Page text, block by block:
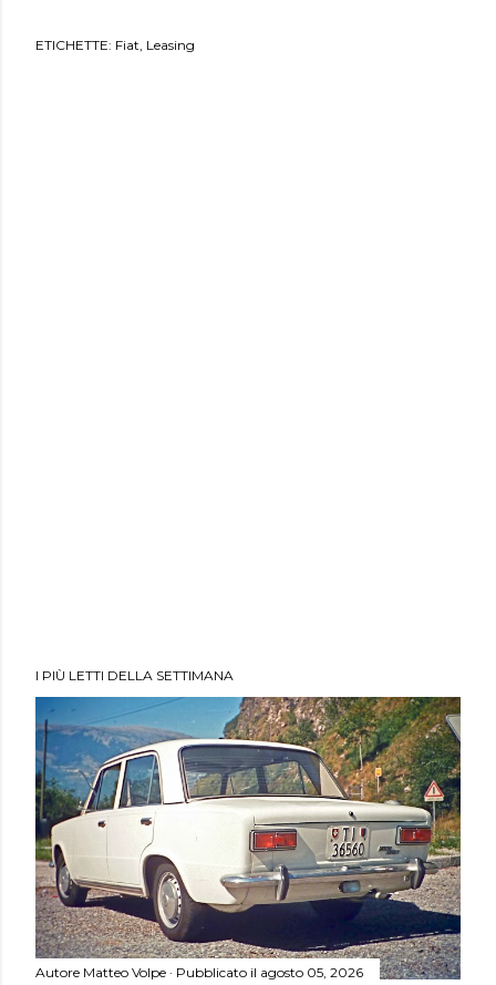
ETICHETTE: Fiat Leasing
I PIÙ LETTI DELLA SETTIMANA
Autore Matteo Volpe Pubblicato il agosto 05, 2026